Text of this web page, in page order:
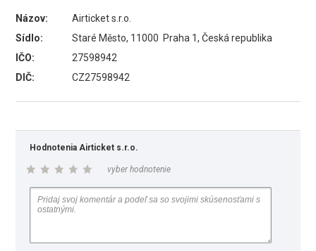
Názov:
Airticket s.r.o.
Sídlo:
Staré Město, 11000 Praha 1, Česká republika
IČO:
27598942
DIČ:
CZ27598942
Hodnotenia Airticket s.r.o.
vyber hodnotenie